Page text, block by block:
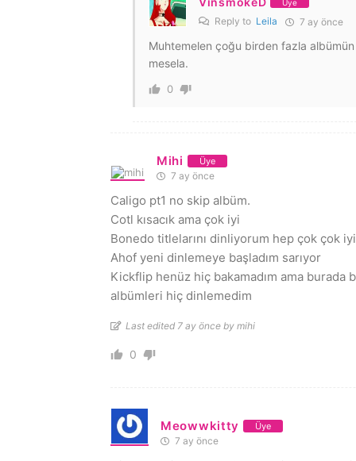
Üye
Reply to Leila 7 ay önce
Muhtemelen çoğu birden fazla albümün
mesela.
0
Mihi Üye
7 ay önce
Caligo pt1 no skip albüm.
Cotl kısacık ama çok iyi
Bonedo titlelarını dinliyorum hep çok çok
Ahof yeni dinlemeye başladım sarıyor
Kickflip henüz hiç bakamadım ama
albümleri hiç dinlemedim
Last edited 7 ay önce by mihi
0
Meowwkitty Üye
7 ay önce